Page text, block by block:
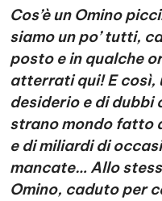
Cos’è un Omino
siamo un po’ tutti,
posto e in qualche
atterrati qui! E
desiderio e di dubbi
strano mondo fatto
e di miliardi di
mancate… Allo
Omino, caduto per